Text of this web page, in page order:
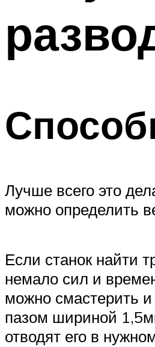
Лучше всего это
можно определить
Если станок найти
немало сил и
можно смастерить
пазом шириной
отводят его в